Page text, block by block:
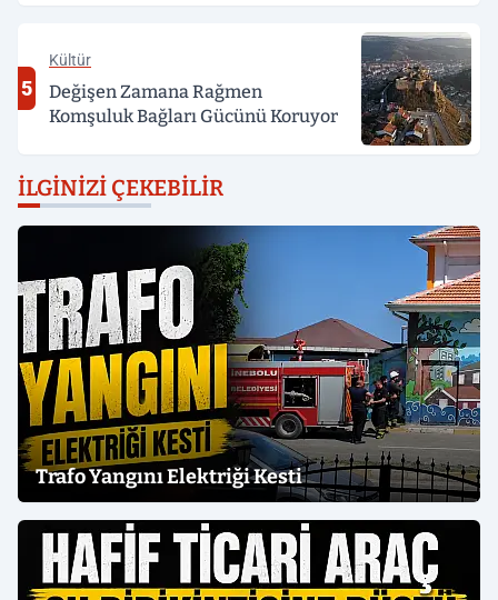
5
Kültür
Değişen Zamana Rağmen
Komşuluk Bağları Gücünü Koruyor
İLGINIZI ÇEKEBILIR
Trafo Yangını Elektriği Kesti